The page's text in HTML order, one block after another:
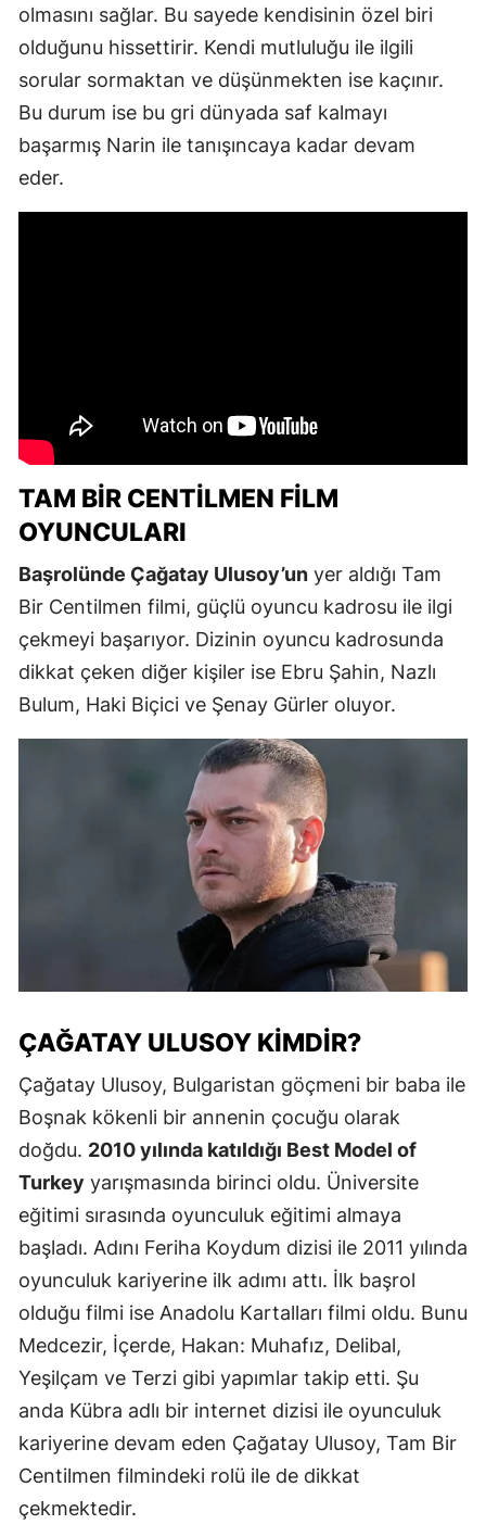
olmasını sağlar. Bu sayede kendisinin özel biri
olduğunu hissettirir. Kendi mutluluğu ile ilgili
sorular sormaktan ve düşünmekten ise kaçınır.
Bu durum ise bu gri dünyada saf kalmayı
başarmış Narin ile tanışıncaya kadar devam
eder.
TAM BIR CENTILMEN FILM
OYUNCULARI
Başrolünde Çağatay Ulusoy’un yer aldığı Tam
Bir Centilmen filmi, güçlü oyuncu kadrosu ile ilgi
çekmeyi başarıyor. Dizinin oyuncu kadrosunda
dikkat çeken diğer kişiler ise Ebru Şahin, Nazlı
Bulum, Haki Biçici ve Şenay Gürler oluyor.
ÇAĞATAY ULUSOY KIMDIR?
Çağatay Ulusoy, Bulgaristan göçmeni bir baba ile
Boşnak kökenli bir annenin çocuğu olarak
doğdu. 2010 yılında katıldığı Best Model of
Turkey yarışmasında birinci oldu. Üniversite
eğitimi sırasında oyunculuk eğitimi almaya
başladı. Adını Feriha Koydum dizisi ile 2011 yılında
oyunculuk kariyerine ilk adımı attı. İlk başrol
olduğu filmi ise Anadolu Kartalları filmi oldu. Bunu
Medcezir, İçerde, Hakan: Muhafız, Delibal,
Yeşilçam ve Terzi gibi yapımlar takip etti. Şu
anda Kübra adlı bir internet dizisi ile oyunculuk
kariyerine devam eden Çağatay Ulusoy, Tam Bir
Centilmen filmindeki rolü ile de dikkat
çekmektedir.